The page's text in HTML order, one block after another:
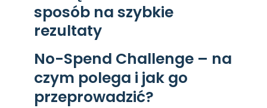
sposób na szybkie
rezultaty
No-Spend Challenge – na
czym polega i jak go
przeprowadzić?